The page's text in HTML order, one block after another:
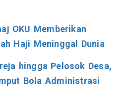
OKU Memberikan
Haji Meninggal Dunia
hingga Pelosok Desa,
Bola Administrasi